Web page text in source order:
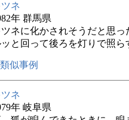
ネ
年 群馬県
ツネに化かされそうだと思
ッと回って後ろを灯りで照
類似事例
ネ
年 岐阜県